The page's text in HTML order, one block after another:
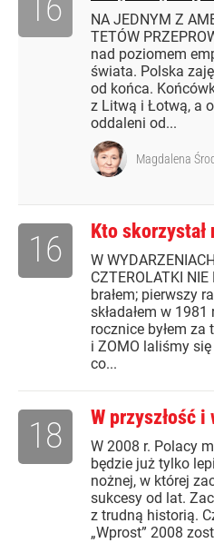
NA JEDNYM Z
TETÓW
nad poziomem
świata. Polska
od końca.
z Litwą i Łotwą, a
oddaleni od...
16
Magdalena
Kto skorzystał
W
CZTEROLATKI
brałem; pierwszy
składałem w
rocznice byłem za
i ZOMO laliśmy
co...
16
W przyszłość i
W 2008 r. Polacy
będzie już tylko
nożnej, w której
sukcesy od lat.
z trudną historią.
„Wprost” 2008
18